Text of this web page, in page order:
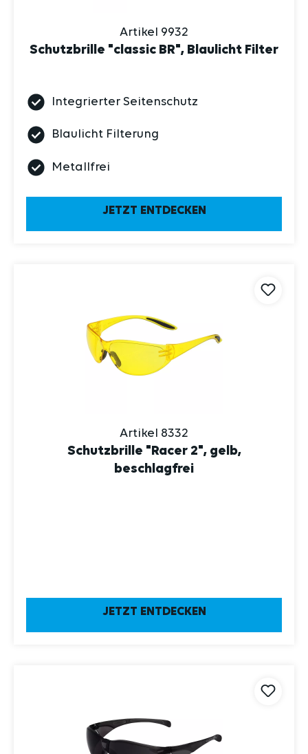
Artikel 9932
Schutzbrille "classic BR", Blaulicht Filter
Integrierter Seitenschutz
Blaulicht Filterung
Metallfrei
JETZT ENTDECKEN
Artikel 8332
Schutzbrille "Racer 2", gelb,
beschlagfrei
JETZT ENTDECKEN